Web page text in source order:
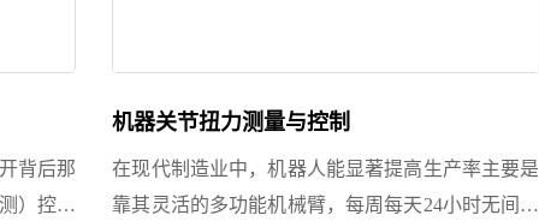
背后那
）控制
机器关节扭力测量与控制
在现代制造业中，机器人能显著提高生产率主要是
靠其灵活的多功能机械臂，每周每天24小时无间歇